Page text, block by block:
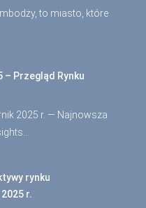
to miasto, które
– Przegląd Rynku
2025 r. — Najnowsza
rynku
r.